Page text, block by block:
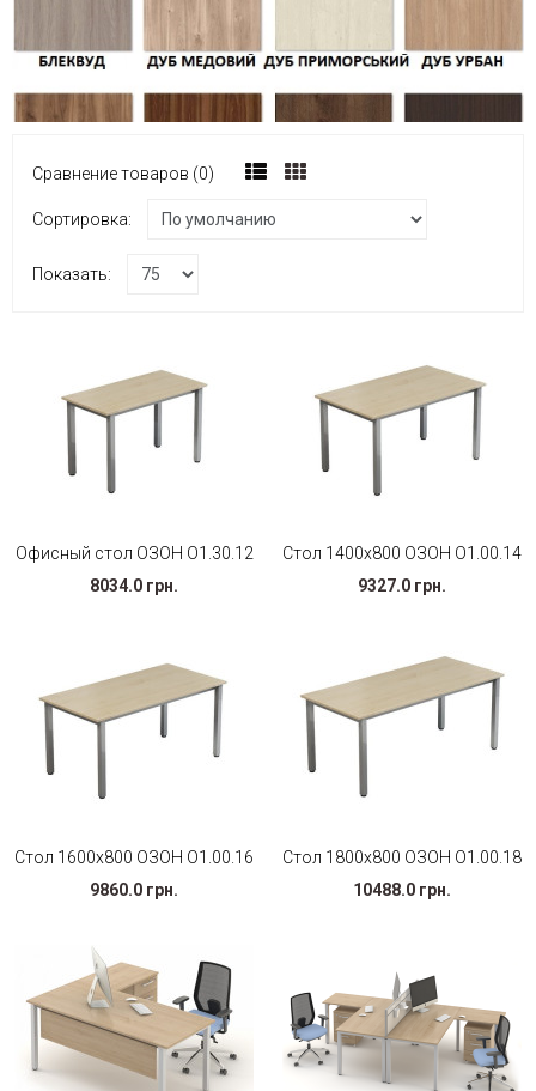
Сравнение товаров (0)
Сортировка:
Показать:
Офисный стол ОЗОН О1.30.12
8034.0 грн.
Стол 1400х800 ОЗОН О1.00.14
9327.0 грн.
Стол 1600х800 ОЗОН О1.00.16
9860.0 грн.
Стол 1800х800 ОЗОН О1.00.18
10488.0 грн.